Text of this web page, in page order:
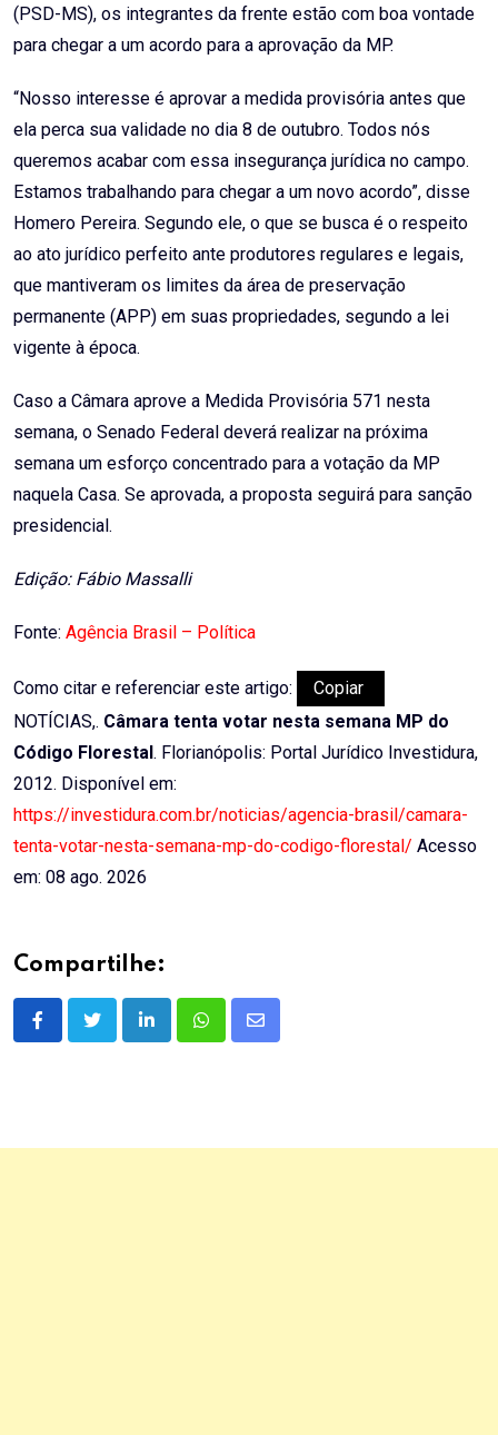
(PSD-MS), os integrantes da frente estão com boa vontade
para chegar a um acordo para a aprovação da MP.
“Nosso interesse é aprovar a medida provisória antes que
ela perca sua validade no dia 8 de outubro. Todos nós
queremos acabar com essa insegurança jurídica no campo.
Estamos trabalhando para chegar a um novo acordo”, disse
Homero Pereira. Segundo ele, o que se busca é o respeito
ao ato jurídico perfeito ante produtores regulares e legais,
que mantiveram os limites da área de preservação
permanente (APP) em suas propriedades, segundo a lei
vigente à época.
Caso a Câmara aprove a Medida Provisória 571 nesta
semana, o Senado Federal deverá realizar na próxima
semana um esforço concentrado para a votação da MP
naquela Casa. Se aprovada, a proposta seguirá para sanção
presidencial.
Edição: Fábio Massalli
Fonte: Agência Brasil – Política
Como citar e referenciar este artigo:
Copiar
NOTÍCIAS,. Câmara tenta votar nesta semana MP do
Código Florestal . Florianópolis: Portal Jurídico Investidura,
2012. Disponível em:
https://investidura.com.br/noticias/agencia-brasil/camara-
tenta-votar-nesta-semana-mp-do-codigo-florestal/ Acesso
em: 08 ago. 2026
Compartilhe:
LinkedInWhatsappShare